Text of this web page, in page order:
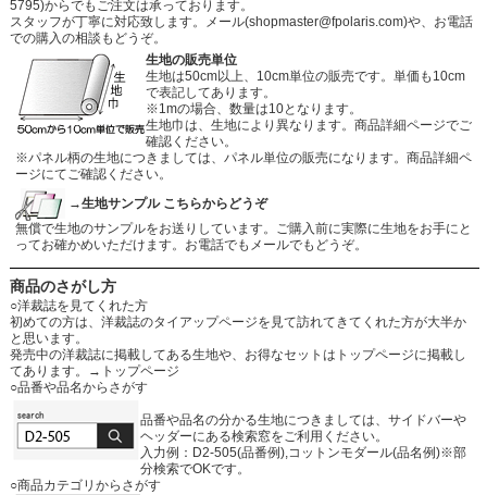
5795)からでもご注文は承っております。
スタッフが丁寧に対応致します。メール(shopmaster@fpolaris.com)や、お電話
での購入の相談もどうぞ。
生地の販売単位
生地は50cm以上、10cm単位の販売です。単価も10cm
で表記してあります。
※1mの場合、数量は10となります。
生地巾は、生地により異なります。商品詳細ページでご
確認ください。
※パネル柄の生地につきましては、パネル単位の販売になります。商品詳細ペ
ージにてご確認ください。
→生地サンプル こちらからどうぞ
無償で生地のサンプルをお送りしています。ご購入前に実際に生地をお手にと
ってお確かめいただけます。お電話でもメールでもどうぞ。
商品のさがし方
○洋裁誌を見てくれた方
初めての方は、洋裁誌のタイアップページを見て訪れてきてくれた方が大半か
と思います。
発売中の洋裁誌に掲載してある生地や、お得なセットはトップページに掲載し
てあります。
→トップページ
○品番や品名からさがす
品番や品名の分かる生地につきましては、サイドバーや
ヘッダーにある検索窓をご利用ください。
入力例：D2-505(品番例),コットンモダール(品名例)※部
分検索でOKです。
○商品カテゴリからさがす